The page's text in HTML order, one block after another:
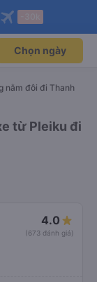
Mở app
Mở app
Chọn ngày
nằm đôi đi Thanh
từ Pleiku đi
4.0
(673 đánh giá)